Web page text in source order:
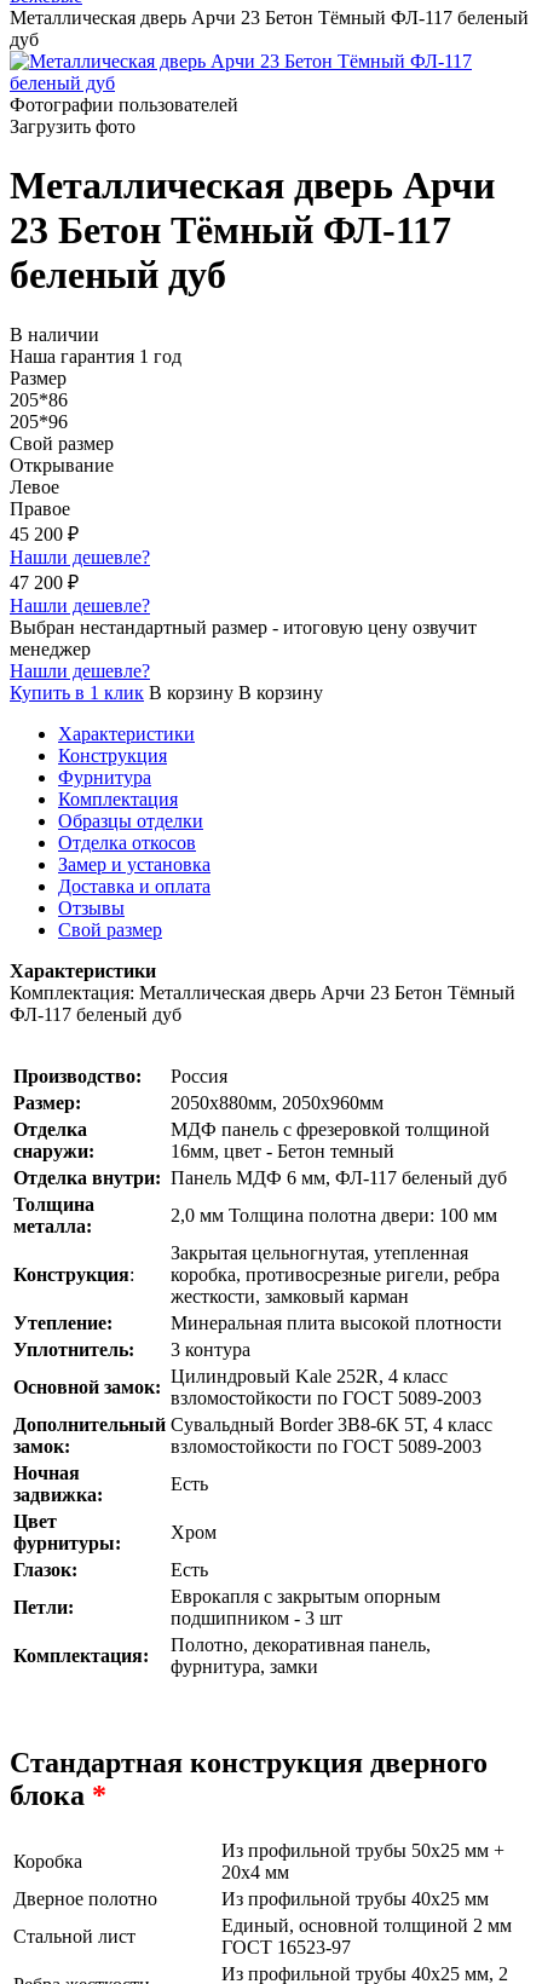
Металлическая дверь Арчи 23 Бетон Тёмный ФЛ-117 беленый
дуб
Фотографии пользователей
Загрузить фото
Металлическая дверь Арчи
23 Бетон Тёмный ФЛ-117
беленый дуб
В наличии
Наша гарантия 1 год
Размер
205*86
205*96
Свой размер
Открывание
Левое
Правое
45 200 ₽
Нашли дешевле?
47 200 ₽
Нашли дешевле?
Выбран нестандартный размер - итоговую цену озвучит
менеджер
Нашли дешевле?
Купить в 1 клик В корзину В корзину
Характеристики
Конструкция
Фурнитура
Комплектация
Образцы отделки
Отделка откосов
Замер и установка
Доставка и оплата
Отзывы
Свой размер
Характеристики
Комплектация: Металлическая дверь Арчи 23 Бетон Тёмный
ФЛ-117 беленый дуб
Производство:
Россия
Размер:
2050х880мм, 2050х960мм
Отделка
снаружи:
МДФ панель с фрезеровкой толщиной
16мм, цвет - Бетон темный
Отделка внутри: Панель МДФ 6 мм, ФЛ-117 беленый дуб
Толщина
металла:
2,0 мм Толщина полотна двери: 100 мм
Конструкция:
Закрытая цельногнутая, утепленная
коробка, противосрезные ригели, ребра
жесткости, замковый карман
Утепление:
Минеральная плита высокой плотности
Уплотнитель:
3 контура
Основной замок:
Цилиндровый Kale 252R, 4 класс
взломостойкости по ГОСТ 5089-2003
Дополнительный
замок:
Сувальдный Border 3В8-6К 5Т, 4 класс
взломостойкости по ГОСТ 5089-2003
Ночная
задвижка:
Есть
Цвет
фурнитуры:
Хром
Глазок:
Есть
Петли:
Еврокапля с закрытым опорным
подшипником - 3 шт
Комплектация:
Полотно, декоративная панель,
фурнитура, замки
Стандартная конструкция дверного
блока *
Коробка
Из профильной трубы 50х25 мм +
20х4 мм
Дверное полотно
Из профильной трубы 40х25 мм
Стальной лист
Единый, основной толщиной 2 мм
ГОСТ 16523-97
Из профильной трубы 40х25 мм, 2